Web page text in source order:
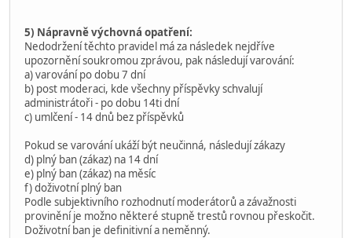
5) Nápravně výchovná opatření:
Nedodržení těchto pravidel má za následek nejdříve
upozornění soukromou zprávou, pak následují varování:
a) varování po dobu 7 dní
b) post moderaci, kde všechny příspěvky schvalují
administrátoři - po dobu 14ti dní
c) umlčení - 14 dnů bez příspěvků
Pokud se varování ukáží být neučinná, následují zákazy
d) plný ban (zákaz) na 14 dní
e) plný ban (zákaz) na měsíc
f) doživotní plný ban
Podle subjektivního rozhodnutí moderátorů a závažnosti
provinění je možno některé stupně trestů rovnou přeskočit.
Doživotní ban je definitivní a neměnný.